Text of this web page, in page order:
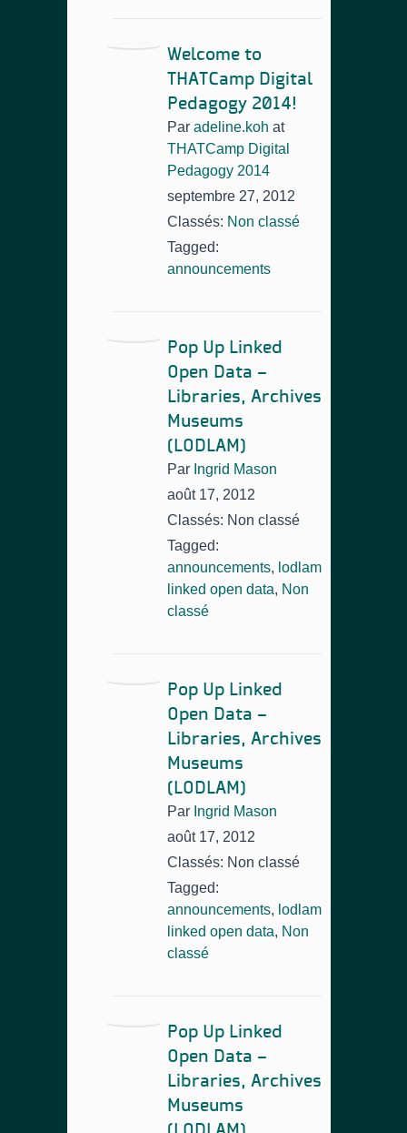
Welcome to
THATCamp Digital
Pedagogy 2014!
Par adeline.koh at
THATCamp Digital
Pedagogy 2014
septembre 27, 2012
Classés: Non classé
Tagged:
announcements
Pop Up Linked
Open Data –
Libraries, Archives
Museums
(LODLAM)
Par Ingrid Mason
août 17, 2012
Classés: Non classé
Tagged:
announcements, lodlam
linked open data, Non
classé
Pop Up Linked
Open Data –
Libraries, Archives
Museums
(LODLAM)
Par Ingrid Mason
août 17, 2012
Classés: Non classé
Tagged:
announcements, lodlam
linked open data, Non
classé
Pop Up Linked
Open Data –
Libraries, Archives
Museums